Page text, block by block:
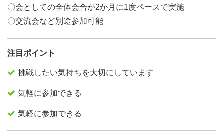
〇会としての全体会合が2か月に1度ペースで実施
〇交流会など別途参加可能
注目ポイント
挑戦したい気持ちを大切にしています
気軽に参加できる
気軽に参加できる